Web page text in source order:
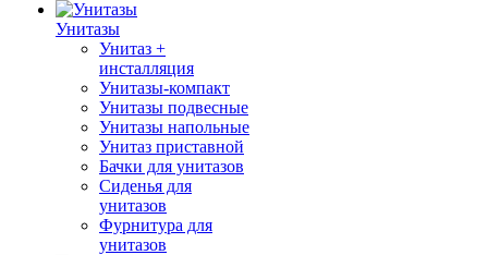
Унитазы
Унитаз +
инсталляция
Унитазы-компакт
Унитазы подвесные
Унитазы напольные
Унитаз приставной
Бачки для унитазов
Сиденья для
унитазов
Фурнитура для
унитазов